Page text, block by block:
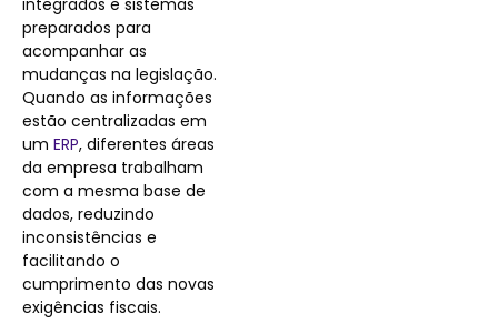
preparados para
acompanhar as
mudanças na legislação.
Quando as informações
estão centralizadas em
um ERP, diferentes áreas
da empresa trabalham
com a mesma base de
dados, reduzindo
inconsistências e
facilitando o
cumprimento das novas
exigências fiscais.